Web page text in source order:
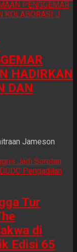
HADIRKAN
DAN
Jameson
Tur
di
Edisi 65